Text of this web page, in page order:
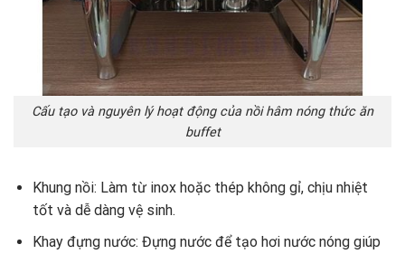
Cấu tạo và nguyên lý hoạt động của nồi hâm nóng thức ăn
buffet
Khung nồi: Làm từ inox hoặc thép không gỉ, chịu nhiệt
tốt và dễ dàng vệ sinh.
Khay đựng nước: Đựng nước để tạo hơi nước nóng giúp